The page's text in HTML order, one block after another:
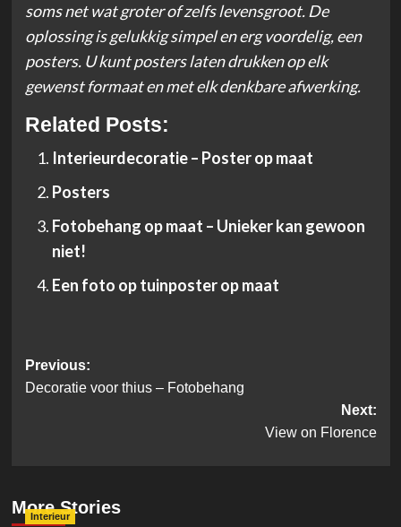
soms net wat groter of zelfs levensgroot. De
oplossing is gelukkig simpel en erg voordelig, een
posters. U kunt posters laten drukken op elk
gewenst formaat en met elk denkbare afwerking.
Related Posts:
Interieurdecoratie – Poster op maat
Posters
Fotobehang op maat – Unieker kan gewoon
niet!
Een foto op tuinposter op maat
Post
navigation
Previous:
Decoratie voor thius – Fotobehang
Next:
View on Florence
More Stories
Interieur